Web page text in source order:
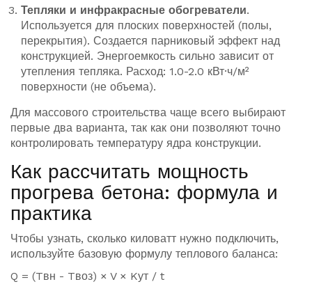
Тепляки и инфракрасные обогреватели.
Используется для плоских поверхностей (полы,
перекрытия). Создается парниковый эффект над
конструкцией. Энергоемкость сильно зависит от
утепления тепляка. Расход: 1.0-2.0 кВт·ч/м²
поверхности (не объема).
Для массового строительства чаще всего выбирают
первые два варианта, так как они позволяют точно
контролировать температуру ядра конструкции.
Как рассчитать мощность
прогрева бетона: формула и
практика
Чтобы узнать, сколько киловатт нужно подключить,
используйте базовую формулу теплового баланса:
Q = (Tвн - Tвоз) × V × Kут / t